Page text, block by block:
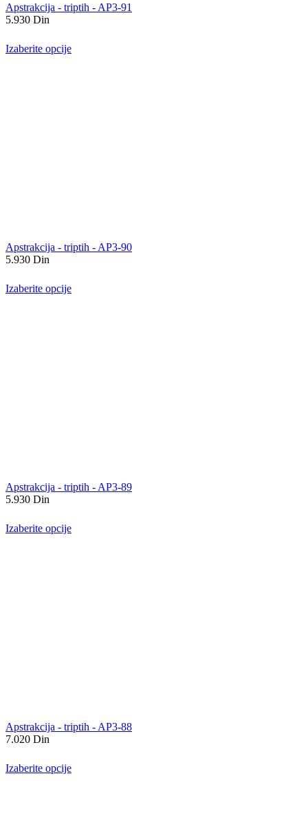
Apstrakcija - triptih - AP3-91
5.930 Din
Izaberite opcije
Apstrakcija - triptih - AP3-90
5.930 Din
Izaberite opcije
Apstrakcija - triptih - AP3-89
5.930 Din
Izaberite opcije
Apstrakcija - triptih - AP3-88
7.020 Din
Izaberite opcije